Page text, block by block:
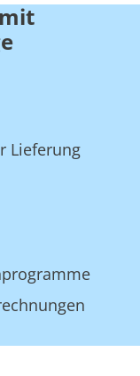
Lieferung